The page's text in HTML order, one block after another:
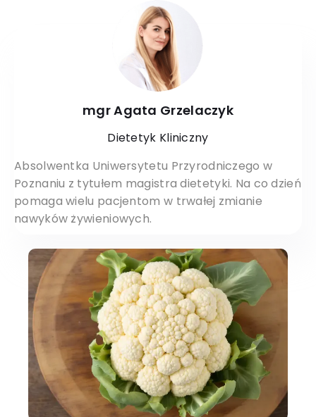
mgr Agata Grzelaczyk
Dietetyk Kliniczny
Absolwentka Uniwersytetu Przyrodniczego w
Poznaniu z tytułem magistra dietetyki. Na co dzień
pomaga wielu pacjentom w trwałej zmianie
nawyków żywieniowych.